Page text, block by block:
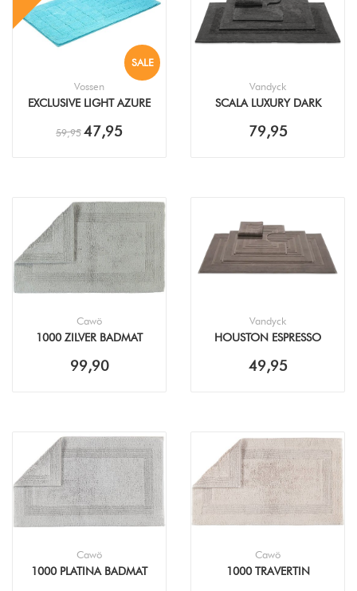
SALE
Vossen
EXCLUSIVE LIGHT AZURE
59,95 47,95
Vandyck
SCALA LUXURY DARK
79,95
Cawö
1000 ZILVER BADMAT
99,90
Vandyck
HOUSTON ESPRESSO
49,95
Cawö
1000 PLATINA BADMAT
Cawö
1000 TRAVERTIN